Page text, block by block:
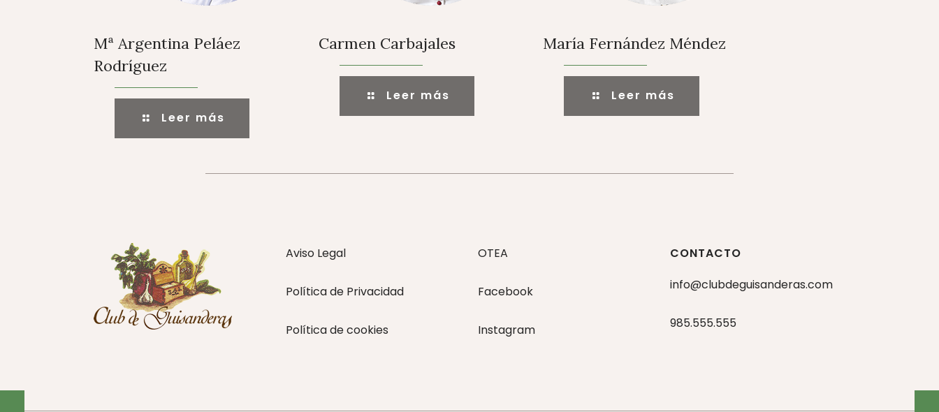
Mª Argentina Peláez
Rodríguez
Leer más
Carmen Carbajales
Leer más
María Fernández Méndez
Leer más
Aviso Legal
Política de Privacidad
Política de cookies
OTEA
Facebook
Instagram
CONTACTO
info@clubdeguisanderas.com
985.555.555